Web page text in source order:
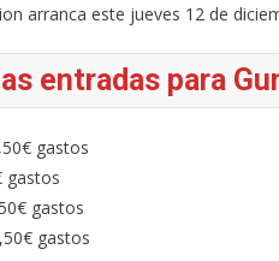
arranca este jueves 12 de
entradas para
gastos
gastos
gastos
gastos